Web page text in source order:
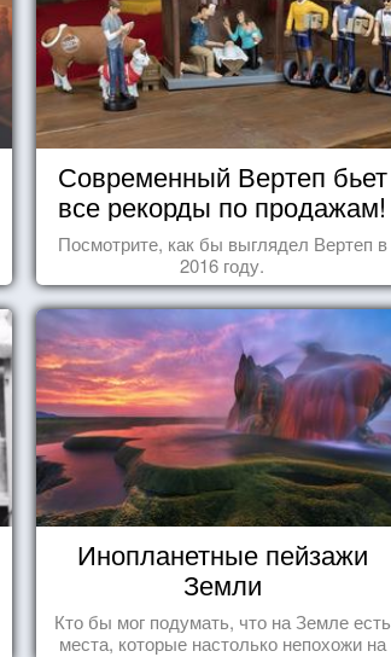
Современный Вертеп бьет
все рекорды по продажам!
Посмотрите, как бы выглядел Вертеп в
2016 году.
Инопланетные пейзажи
Земли
Кто бы мог подумать, что на Земле есть
места, которые настолько непохожи на